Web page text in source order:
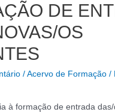
DE
OS
/Acervo de Formação /
à formação de entrada